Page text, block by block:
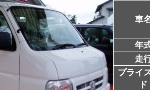
車
年
走
プライ
ド